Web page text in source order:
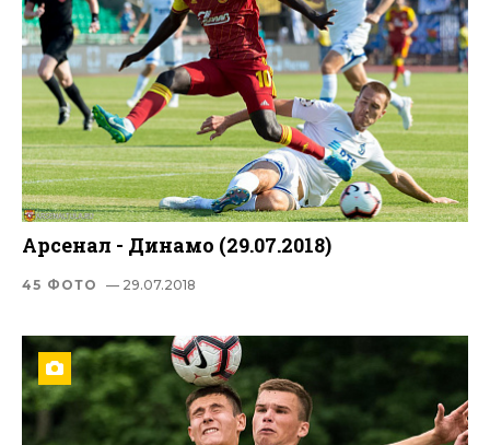
Арсенал - Динамо (29.07.2018)
45 ФОТО — 29.07.2018